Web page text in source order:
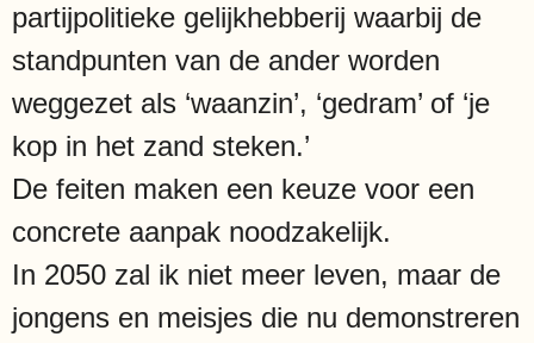
partijpolitieke gelijkhebberij waarbij de
standpunten van de ander worden
weggezet als ‘waanzin’, ‘gedram’ of ‘je
kop in het zand steken.’
De feiten maken een keuze voor een
concrete aanpak noodzakelijk.
In 2050 zal ik niet meer leven, maar de
jongens en meisjes die nu demonstreren